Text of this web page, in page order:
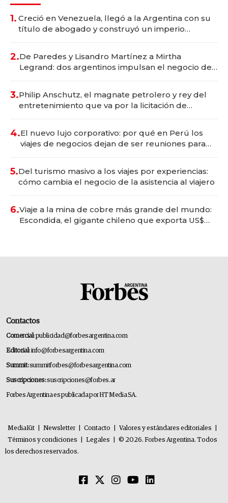
1. Creció en Venezuela, llegó a la Argentina con su
título de abogado y construyó un imperio
2.De Paredes y Lisandro Martínez a Mirtha
Legrand: dos argentinos impulsan el negocio del
3.Philip Anschutz, el magnate petrolero y rey del
entretenimiento que va por la licitación de
4.El nuevo lujo corporativo: por qué en Perú los
viajes de negocios dejan de ser reuniones para
5.Del turismo masivo a los viajes por experiencias:
cómo cambia el negocio de la asistencia al viajero
6.Viaje a la mina de cobre más grande del mundo:
Escondida, el gigante chileno que exporta US$
Contactos
Comercial:publicidad@forbesargentina.com
Editorial:info@forbesargentina.com
Summit:summitforbes@forbesargentina.com
Suscripciones:suscripciones@forbes.ar
Forbes Argentina es publicada por HT Media SA.
MediaKit Newsletter Contacto Valores y estándares editoriales
Términos y condiciones
Legales
© 2026. Forbes Argentina. Todos
los derechos reservados.